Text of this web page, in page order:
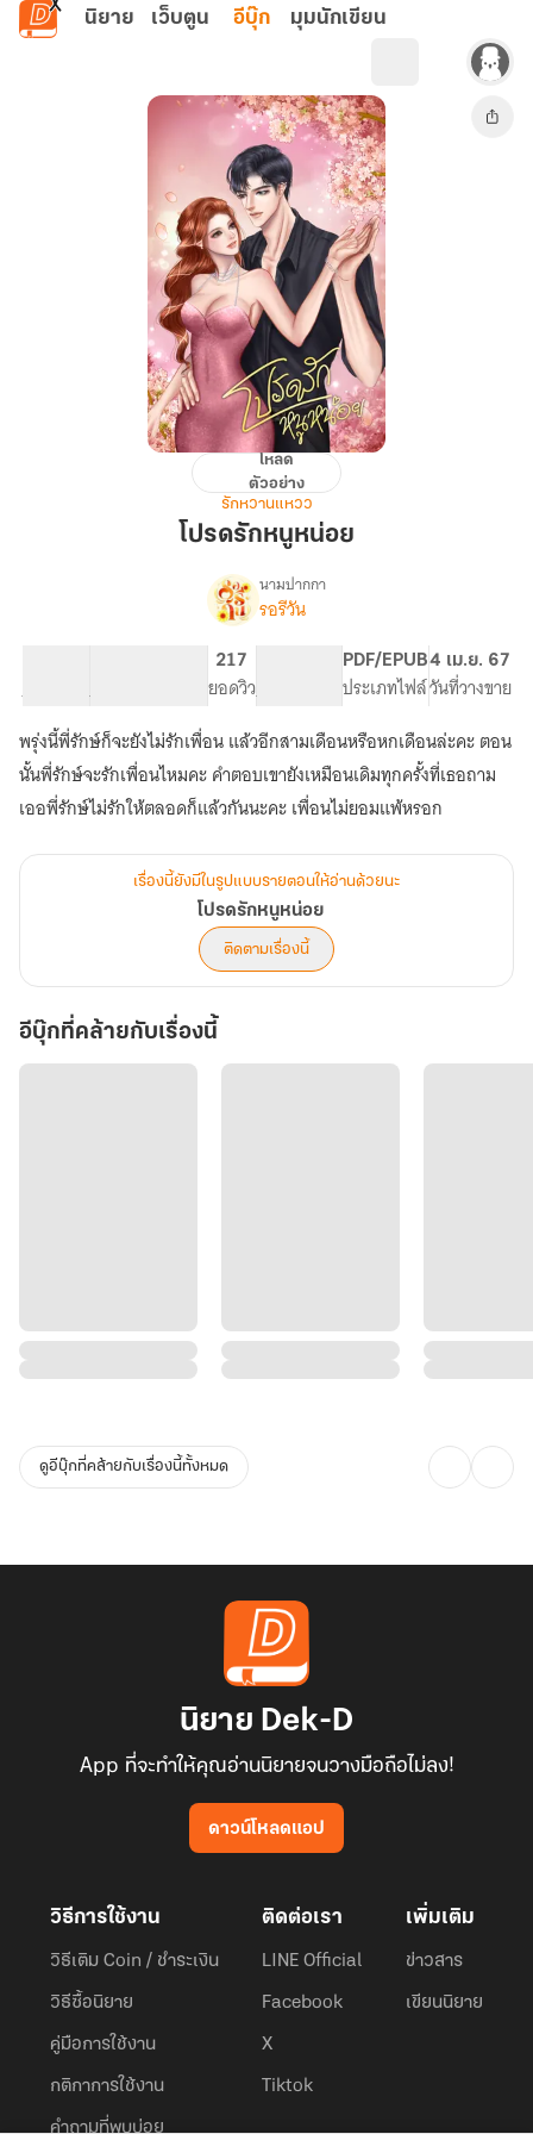
ข้ามไปยังเนื้อหาหลัก
นิยาย เว็บตูน อีบุ๊ก มุมนักเขียน
โปรด
โหลด
ตัวอย่าง
รักหวานแหวว
โปรดรักหนูหน่อย
เรื่อง
นามปากกา
รอรีวัน
จำนวนคำ จำนวนหน้า (A5)
217
ยอดวิวระดับเนื้อหา
PDF/EPUB
ประเภทไฟล์
4 เม.ย. 67
วันที่วางขาย
พรุ่งนี้พี่รักษ์ก็จะยังไม่รักเพื่อน แล้วอีกสามเดือนหรือหกเดือนล่ะคะ ตอน
นั้นพี่รักษ์จะรักเพื่อนไหมคะ คำตอบเขายังเหมือนเดิมทุกครั้งที่เธอถาม
เออพี่รักษ์ไม่รักให้ตลอดก็แล้วกันนะคะ เพื่อนไม่ยอมแพ้หรอก
เรื่องนี้ยังมีในรูปแบบรายตอนให้อ่านด้วยนะ
โปรดรักหนูหน่อย
ติดตามเรื่องนี้
อีบุ๊กที่คล้ายกับเรื่องนี้
ดูอีบุ๊กที่คล้ายกับเรื่องนี้ทั้งหมด
นิยาย Dek-D
App ที่จะทำให้คุณอ่านนิยายจนวางมือถือไม่ลง!
ดาวน์โหลดแอป
วิธีการใช้งาน
วิธีเติม Coin / ชำระเงิน
วิธีซื้อนิยาย
คู่มือการใช้งาน
กติกาการใช้งาน
คำถามที่พบบ่อย
ติดต่อเรา
LINE Official
Facebook
X
Tiktok
เพิ่มเติม
ข่าวสาร
เขียนนิยาย